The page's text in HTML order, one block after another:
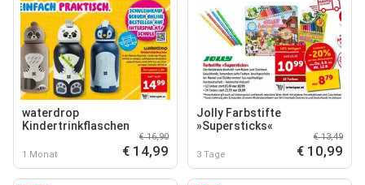
waterdrop
Kindertrinkflaschen
1 Monat
€ 16,90
€ 14,99
Jolly Farbstifte
»Supersticks«
3 Tage
€ 13,49
€ 10,99